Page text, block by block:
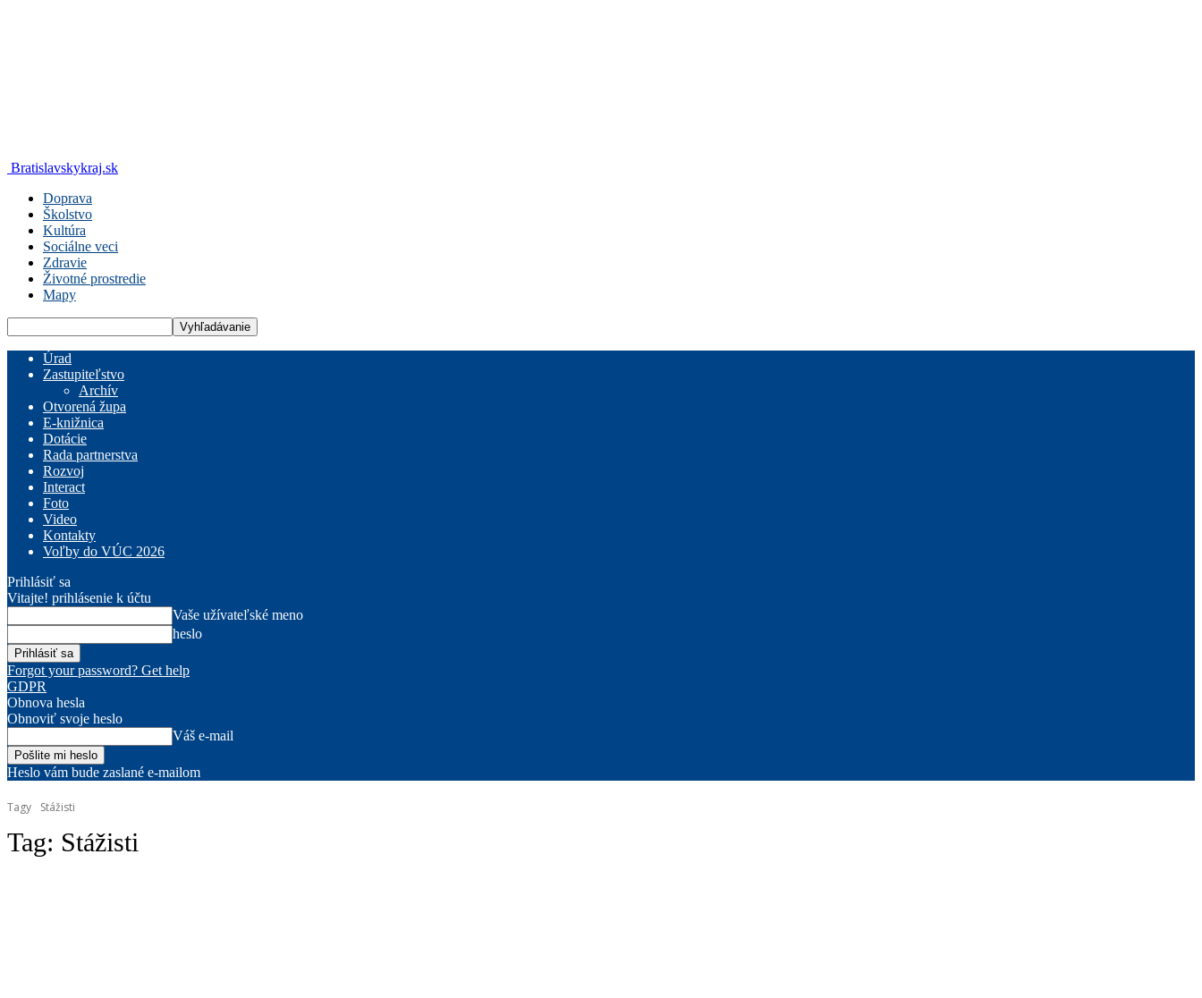
Bratislavskykraj.sk
Doprava
Školstvo
Kultúra
Sociálne veci
Zdravie
Životné prostredie
Mapy
Úrad
Zastupiteľstvo
Archív
Otvorená župa
E-knižnica
Dotácie
Rada partnerstva
Rozvoj
Interact
Foto
Video
Kontakty
Voľby do VÚC 2026
Prihlásiť sa
Vitajte! prihlásenie k účtu
Vaše užívateľské meno
heslo
Forgot your password? Get help
GDPR
Obnova hesla
Obnoviť svoje heslo
Váš e-mail
Heslo vám bude zaslané e-mailom
Tagy Stážisti
Tag: Stážisti